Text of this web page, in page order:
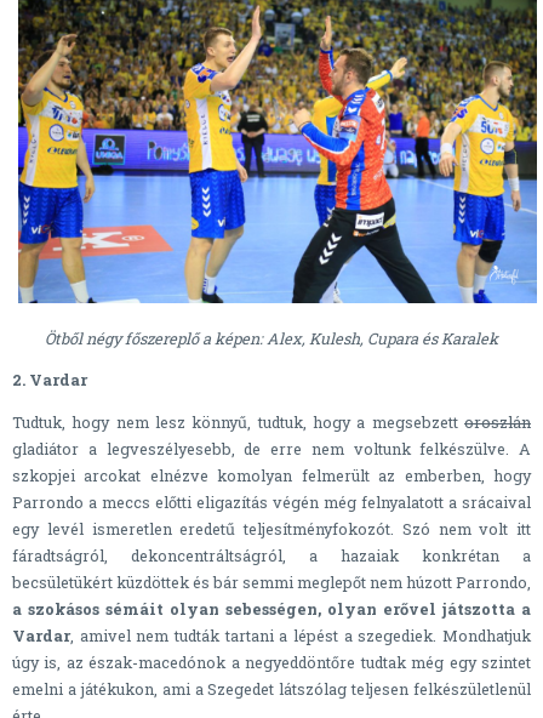
Ötből négy főszereplő a képen: Alex, Kulesh, Cupara és Karalek
2. Vardar
Tudtuk, hogy nem lesz könnyű, tudtuk, hogy a megsebzett oroszlán
gladiátor a legveszélyesebb, de erre nem voltunk felkészülve. A
szkopjei arcokat elnézve komolyan felmerült az emberben, hogy
Parrondo a meccs előtti eligazítás végén még felnyalatott a srácaival
egy levél ismeretlen eredetű teljesítményfokozót. Szó nem volt itt
fáradtságról, dekoncentráltságról, a hazaiak konkrétan a
becsületükért küzdöttek és bár semmi meglepőt nem húzott Parrondo,
a szokásos sémáit olyan sebességen, olyan erővel játszotta a
Vardar, amivel nem tudták tartani a lépést a szegediek. Mondhatjuk
úgy is, az észak-macedónok a negyeddöntőre tudtak még egy szintet
emelni a játékukon, ami a Szegedet látszólag teljesen felkészületlenül